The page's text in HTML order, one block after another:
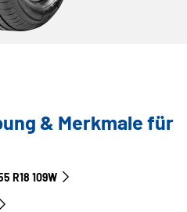
& Merkmale für
R18 109W